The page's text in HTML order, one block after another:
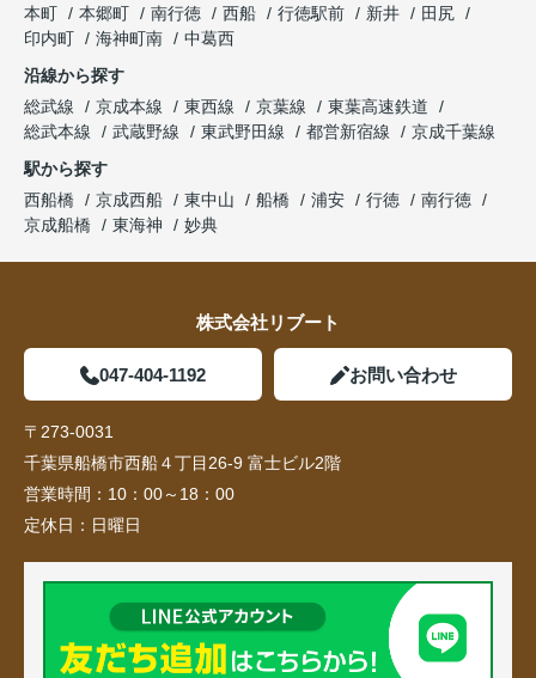
本町
本郷町 南行徳 西船 行徳駅前 新井
田尻
印内町
海神町南
中葛西
沿線から探す
総武線
京成本線 東西線 京葉線
東葉高速鉄道
総武本線
武蔵野線 東武野田線 都営新宿線
京成千葉線
駅から探す
西船橋
京成西船 東中山 船橋 浦安 行徳
南行徳
京成船橋
東海神 妙典
株式会社リブート
047-404-1192 お問い合わせ
〒273-0031
千葉県船橋市西船４丁目26-9 富士ビル2階
営業時間： 10：00～18：00
定休日： 日曜日